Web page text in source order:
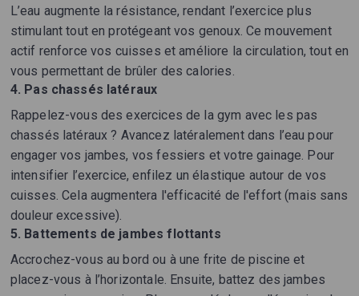
L’eau augmente la résistance, rendant l’exercice plus
stimulant tout en protégeant vos genoux. Ce mouvement
actif renforce vos cuisses et améliore la circulation, tout en
vous permettant de brûler des calories.
4. Pas chassés latéraux
Rappelez-vous des exercices de la gym avec les pas
chassés latéraux ? Avancez latéralement dans l’eau pour
engager vos jambes, vos fessiers et votre gainage. Pour
intensifier l’exercice, enfilez un élastique autour de vos
cuisses. Cela augmentera l'efficacité de l'effort (mais sans
douleur excessive).
5. Battements de jambes flottants
Accrochez-vous au bord ou à une frite de piscine et
placez-vous à l’horizontale. Ensuite, battez des jambes